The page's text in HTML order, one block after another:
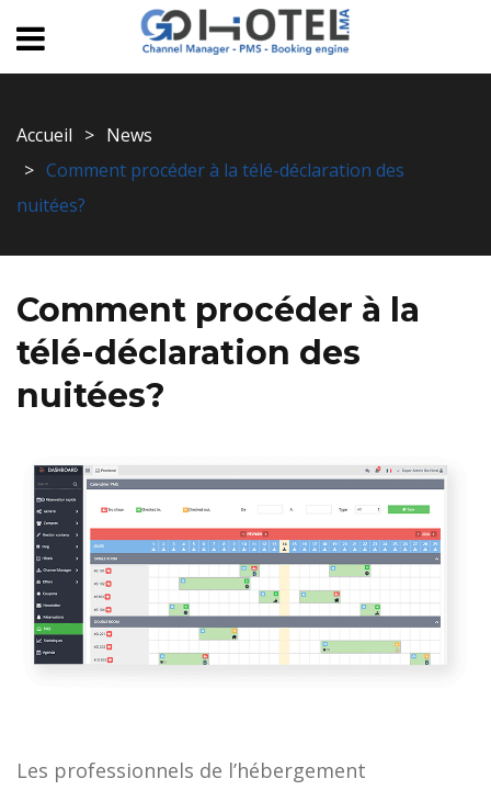
Accueil
News
Comment procéder à la télé-déclaration des
nuitées?
Comment procéder à la
télé-déclaration des
nuitées?
Les professionnels de l’hébergement